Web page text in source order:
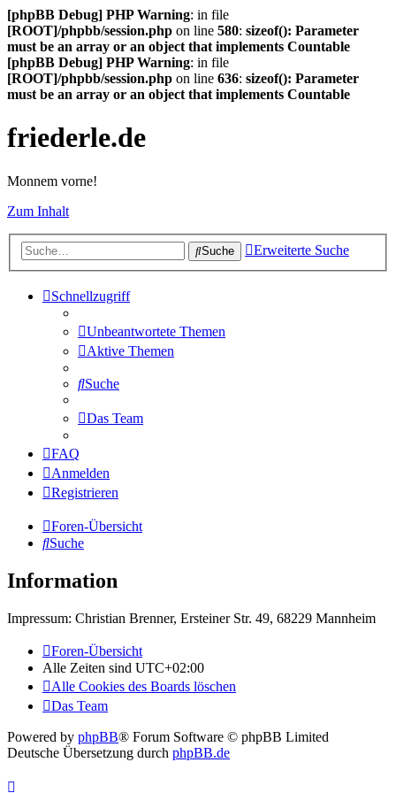
[phpBB Debug] PHP Warning: in file
[ROOT]/phpbb/session.php on line 580: sizeof(): Parameter
must be an array or an object that implements Countable
[phpBB Debug] PHP Warning: in file
[ROOT]/phpbb/session.php on line 636: sizeof(): Parameter
must be an array or an object that implements Countable
friederle.de
Monnem vorne!
Zum Inhalt
Suche Erweiterte Suche
Schnellzugriff
Unbeantwortete Themen
Aktive Themen
Suche
Das Team
FAQ
Anmelden
Registrieren
Foren-Übersicht
Suche
Information
Impressum: Christian Brenner, Ersteiner Str. 49, 68229 Mannheim
Foren-Übersicht
Alle Zeiten sind UTC+02:00
Alle Cookies des Boards löschen
Das Team
Powered by phpBB® Forum Software © phpBB Limited
Deutsche Übersetzung durch phpBB.de